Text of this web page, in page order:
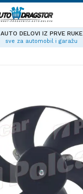
AUTO DELOVI IZ PRVE RUKE
sve za automobil i garažu